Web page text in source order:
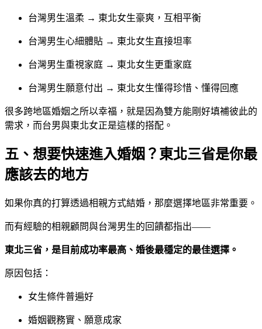
台灣男生溫柔 → 東北女生豪爽，互相平衡
台灣男生心細體貼 → 東北女生直接坦率
台灣男生重視家庭 → 東北女生更重家庭
台灣男生願意付出 → 東北女生懂得珍惜、懂得回應
很多跨地區婚姻之所以幸福，就是因為雙方能剛好填補彼此的
需求，而台男與東北女正是這樣的搭配。
五、想要快速進入婚姻？東北三省是你最
應該去的地方
如果你真的打算透過相親方式結婚，那麼選擇地區非常重要。
而有經驗的相親顧問與台灣男生的回饋都指出——
東北三省，是目前成功率最高、婚後最穩定的最佳選擇。
原因包括：
女生條件普遍好
婚姻觀務實、願意成家